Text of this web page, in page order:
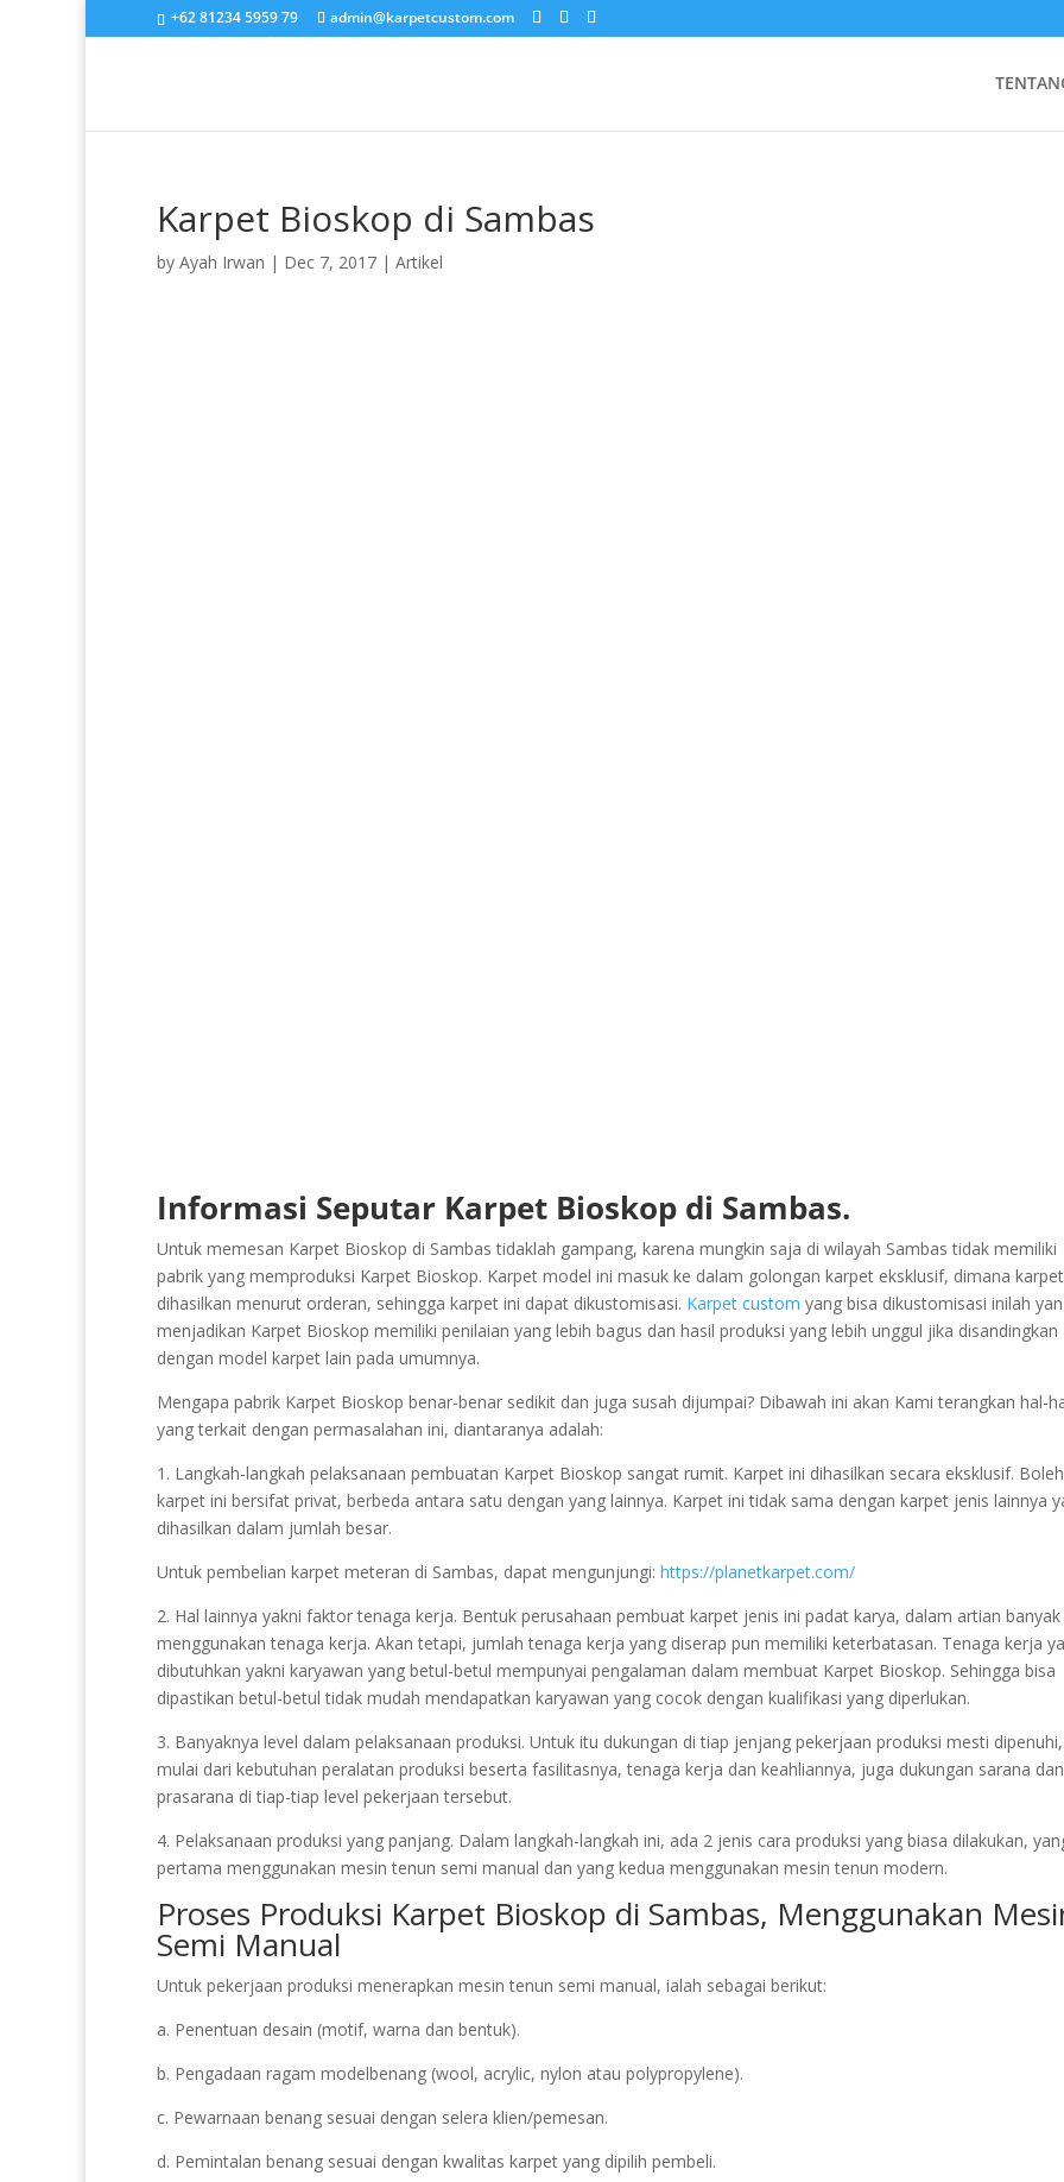
+62 81234 5959 79 admin@karpetcustom.com
Karpet Bioskop di Sambas
by Ayah Irwan | Dec 7, 2017 | Artikel
Informasi Seputar Karpet Bioskop di Sambas.
Untuk memesan Karpet Bioskop di Sambas tidaklah gampang, karena mungkin saja di wilayah Sambas tidak memiliki
pabrik yang memproduksi Karpet Bioskop. Karpet model ini masuk ke dalam golongan karpet eksklusif, dimana
dihasilkan menurut orderan, sehingga karpet ini dapat dikustomisasi. Karpet custom yang bisa dikustomisasi inilah
menjadikan Karpet Bioskop memiliki penilaian yang lebih bagus dan hasil produksi yang lebih unggul jika disandingkan
dengan model karpet lain pada umumnya.
Mengapa pabrik Karpet Bioskop benar-benar sedikit dan juga susah dijumpai? Dibawah ini akan Kami terangkan hal-
yang terkait dengan permasalahan ini, diantaranya adalah:
1. Langkah-langkah pelaksanaan pembuatan Karpet Bioskop sangat rumit. Karpet ini dihasilkan secara eksklusif.
karpet ini bersifat privat, berbeda antara satu dengan yang lainnya. Karpet ini tidak sama dengan karpet jenis lainnya
dihasilkan dalam jumlah besar.
Untuk pembelian karpet meteran di Sambas, dapat mengunjungi: https://planetkarpet.com/
2. Hal lainnya yakni faktor tenaga kerja. Bentuk perusahaan pembuat karpet jenis ini padat karya, dalam artian banyak
menggunakan tenaga kerja. Akan tetapi, jumlah tenaga kerja yang diserap pun memiliki keterbatasan. Tenaga kerja
dibutuhkan yakni karyawan yang betul-betul mempunyai pengalaman dalam membuat Karpet Bioskop. Sehingga bisa
dipastikan betul-betul tidak mudah mendapatkan karyawan yang cocok dengan kualifikasi yang diperlukan.
3. Banyaknya level dalam pelaksanaan produksi. Untuk itu dukungan di tiap jenjang pekerjaan produksi mesti dipenuhi,
mulai dari kebutuhan peralatan produksi beserta fasilitasnya, tenaga kerja dan keahliannya, juga dukungan sarana dan
prasarana di tiap-tiap level pekerjaan tersebut.
4. Pelaksanaan produksi yang panjang. Dalam langkah-langkah ini, ada 2 jenis cara produksi yang biasa dilakukan,
pertama menggunakan mesin tenun semi manual dan yang kedua menggunakan mesin tenun modern.
Proses Produksi Karpet Bioskop di Sambas, Menggunakan
Semi Manual
Untuk pekerjaan produksi menerapkan mesin tenun semi manual, ialah sebagai berikut:
a. Penentuan desain (motif, warna dan bentuk).
b. Pengadaan ragam modelbenang (wool, acrylic, nylon atau polypropylene).
c. Pewarnaan benang sesuai dengan selera klien/pemesan.
d. Pemintalan benang sesuai dengan kwalitas karpet yang dipilih pembeli.